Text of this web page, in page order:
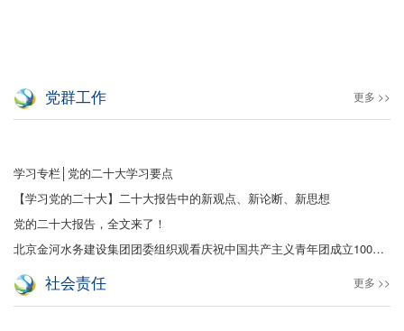
党群工作 更多 >>
学习专栏│党的二十大学习要点
【学习党的二十大】二十大报告中的新观点、新论断、新思想
党的二十大报告，全文来了！
北京金河水务建设集团团委组织观看庆祝中国共产主义青年团成立100周年大会
社会责任 更多 >>